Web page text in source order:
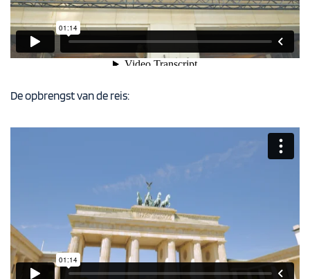
De opbrengst van de reis: